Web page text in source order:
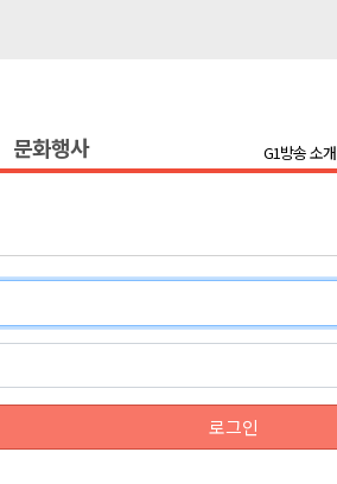
문화행사 G1방송 소개
로그인